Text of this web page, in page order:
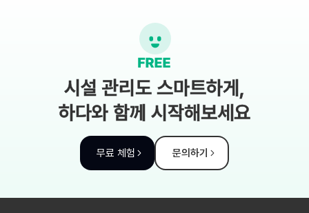
시설 관리도 스마트하게,
하다와 함께 시작해보세요
무료 체험 문의하기